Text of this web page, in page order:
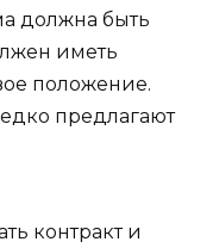
должна быть
иметь
положение.
предлагают
контракт и